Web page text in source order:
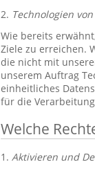
2. Technologien
Wie bereits
Ziele zu erreichen.
die nicht mit
unserem Auftrag
einheitliches
für die
Welche
1. Aktivieren und